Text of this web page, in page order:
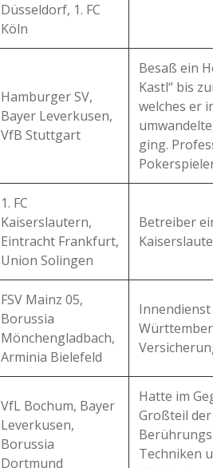
Düsseldorf, 1. FC
Köln
Hamburger SV,
Bayer Leverkusen,
VfB Stuttgart
Besaß ein
Kastl“ bis
welches er
ging.
1. FC
Kaiserslautern,
Eintracht Frankfurt,
Union Solingen
Betreiber
FSV Mainz 05,
Borussia
Mönchengladbach,
Arminia Bielefeld
VfL Bochum, Bayer
Leverkusen,
Borussia
Dortmund
Hatte im
Großteil
Techniken